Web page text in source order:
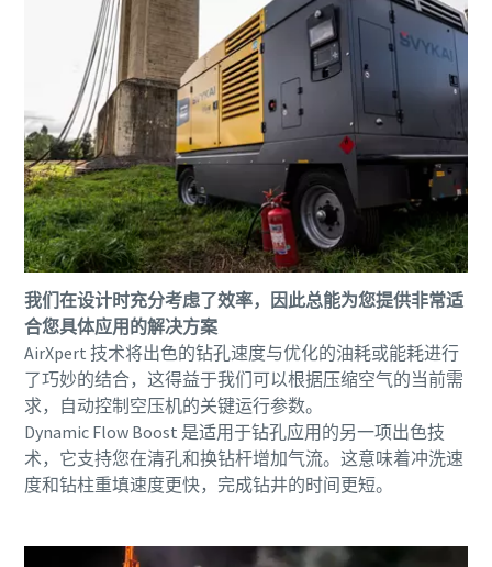
我们在设计时充分考虑了效率，因此总能为您提供非常适
合您具体应用的解决方案
AirXpert 技术将出色的钻孔速度与优化的油耗或能耗进行
了巧妙的结合，这得益于我们可以根据压缩空气的当前需
求，自动控制空压机的关键运行参数。
Dynamic Flow Boost 是适用于钻孔应用的另一项出色技
术，它支持您在清孔和换钻杆增加气流。这意味着冲洗速
度和钻柱重填速度更快，完成钻井的时间更短。